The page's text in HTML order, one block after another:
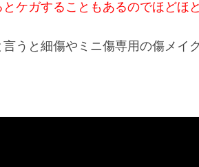
ケガすることもあるのでほどほど
言うと細傷やミニ傷専用の傷メイ